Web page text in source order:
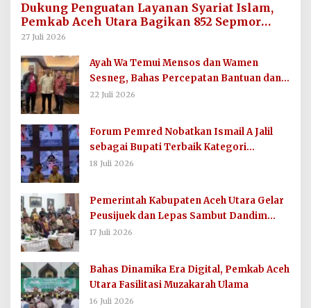
Dukung Penguatan Layanan Syariat Islam,
Pemkab Aceh Utara Bagikan 852 Sepmor
untuk Imum Gampong
27 Juli 2026
Ayah Wa Temui Mensos dan Wamen
Sesneg, Bahas Percepatan Bantuan dan
Dana Direktif Presiden
22 Juli 2026
Forum Pemred Nobatkan Ismail A Jalil
sebagai Bupati Terbaik Kategori
Komunikasi dan Informasi Publik
18 Juli 2026
Pemerintah Kabupaten Aceh Utara Gelar
Peusijuek dan Lepas Sambut Dandim
0103/AUT
17 Juli 2026
Bahas Dinamika Era Digital, Pemkab Aceh
Utara Fasilitasi Muzakarah Ulama
16 Juli 2026